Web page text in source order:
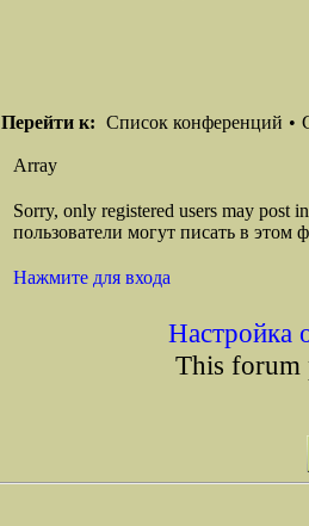
Перейти к: Список конференций •
Array
Sorry, only registered users may post
пользователи могут писать в этом
Нажмите для входа
Настройка
This